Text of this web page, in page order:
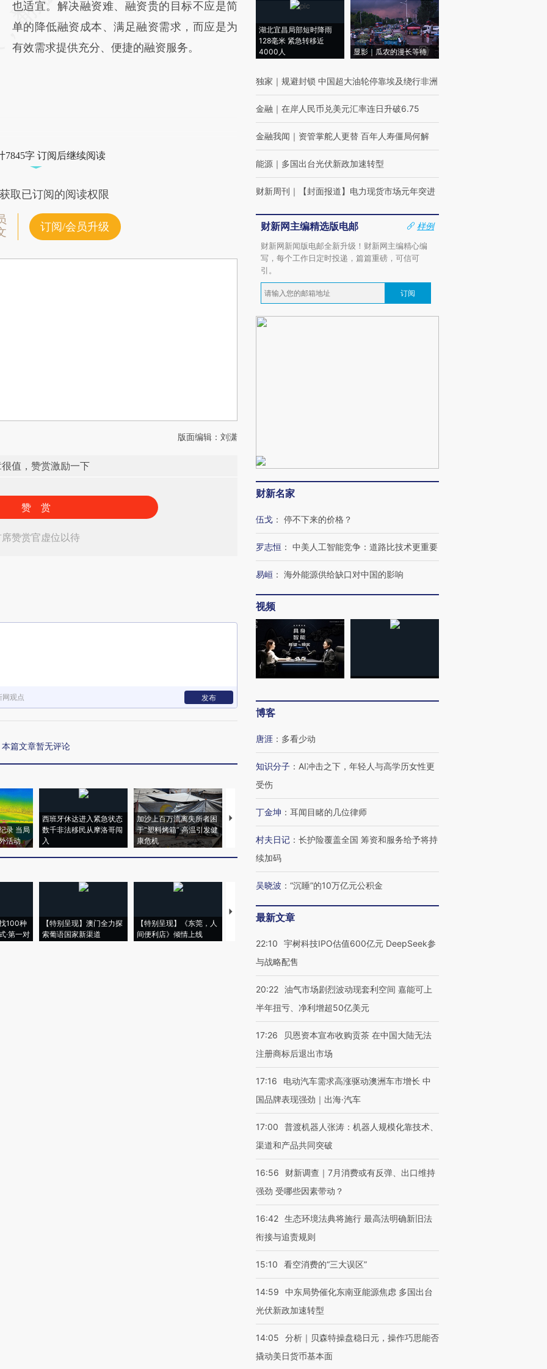
也适宜。解决融资难、融资贵的目标不应是简
单的降低融资成本、满足融资需求，而应是为
有效需求提供充分、便捷的融资服务。
7845字 订阅后继续阅读
取已订阅的阅读权限
订阅/会员升级
版面编辑：刘潇
值，赞赏激励一下
赞 赏
赞赏官虚位以待
网观点 发布
本篇文章暂无评论
录 当局
活动
西班牙休达进入紧急状态
数千非法移民从摩洛哥闯
入
加沙上百万流离失所者困
于“塑料烤箱” 高温引发健
康危机
视线｜HYROX的吸金
心“花钱找虐”？
马航飞行员跨国走私7万
毒品
育部长拱下台
100种
·第一对
【特别呈现】澳门全力探
索葡语国家新渠道
【特别呈现】《东莞，人
间便利店》倾情上线
【推广】走进第四届链博
会，让数智科技“链”接产
湖北宜昌局部短时降雨
128毫米 紧急转移近
4000人
显影｜瓜农的漫长等待
独家 ｜ 规避封锁 中国超大油轮停靠埃及绕行非洲
金融 ｜ 在岸人民币兑美元汇率连日升破6.75
金融我闻 ｜ 资管掌舵人更替 百年人寿僵局何解
能源 ｜ 多国出台光伏新政加速转型
财新周刊 ｜ 【封面报道】电力现货市场元年突进
财新网主编精选版电邮
样例
财新网新闻版电邮全新升级！财新网主编精心编
写，每个工作日定时投递，篇篇重磅，可信可
引。
订阅
财新名家
伍戈 ： 停不下来的价格？
罗志恒 ： 中美人工智能竞争：道路比技术更重要
易峘 ： 海外能源供给缺口对中国的影响
视频
博客
唐涯 ： 多看少动
知识分子 ： AI冲击之下，年轻人与高学历女性更
受伤
丁金坤 ： 耳闻目睹的几位律师
村夫日记 ： 长护险覆盖全国 筹资和服务给予将持
续加码
吴晓波 ： “沉睡”的10万亿元公积金
最新文章
22:10
宇树科技IPO估值600亿元 DeepSeek参
与战略配售
20:22 油气市场剧烈波动现套利空间 嘉能可上
半年扭亏、净利增超50亿美元
17:26
贝恩资本宣布收购贡茶 在中国大陆无法
注册商标后退出市场
17:16
电动汽车需求高涨驱动澳洲车市增长 中
国品牌表现强劲｜出海·汽车
17:00
普渡机器人张涛：机器人规模化靠技术、
渠道和产品共同突破
16:56
财新调查｜7月消费或有反弹、出口维持
强劲 受哪些因素带动？
16:42 生态环境法典将施行 最高法明确新旧法
衔接与追责规则
15:10 看空消费的“三大误区”
14:59
中东局势催化东南亚能源焦虑 多国出台
光伏新政加速转型
14:05
分析｜贝森特操盘稳日元，操作巧思能否
撬动美日货币基本面